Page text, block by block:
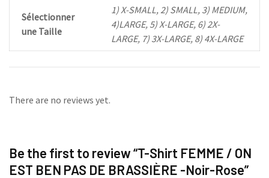
Sélectionner
une Taille
1) X-SMALL, 2) SMALL, 3) MEDIUM,
4)LARGE, 5) X-LARGE, 6) 2X-
LARGE, 7) 3X-LARGE, 8) 4X-LARGE
There are no reviews yet.
Be the first to review “T-Shirt FEMME / ON
EST BEN PAS DE BRASSIÈRE -Noir-Rose”